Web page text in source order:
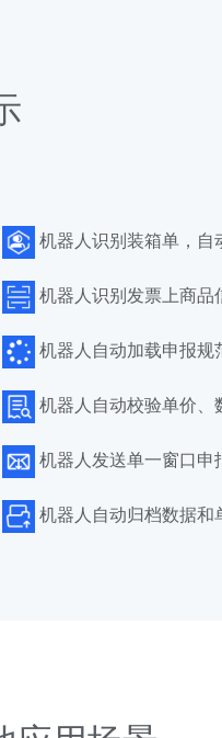
机器人识别装箱单，自
机器人识别发票上商品
机器人自动加载申报规
机器人自动校验单价、
机器人发送单一窗口申
机器人自动归档数据和